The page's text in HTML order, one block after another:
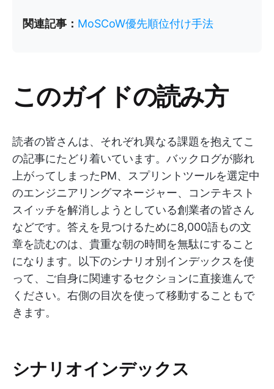
関連記事： MoSCoW優先順位付け手法
このガイドの読み方
読者の皆さんは、それぞれ異なる課題を抱えてこ
の記事にたどり着いています。バックログが膨れ
上がってしまったPM、スプリントツールを選定中
のエンジニアリングマネージャー、コンテキスト
スイッチを解消しようとしている創業者の皆さん
などです。答えを見つけるために8,000語もの文
章を読むのは、貴重な朝の時間を無駄にすること
になります。以下のシナリオ別インデックスを使
って、ご自身に関連するセクションに直接進んで
ください。右側の目次を使って移動することもで
きます。
シナリオインデックス